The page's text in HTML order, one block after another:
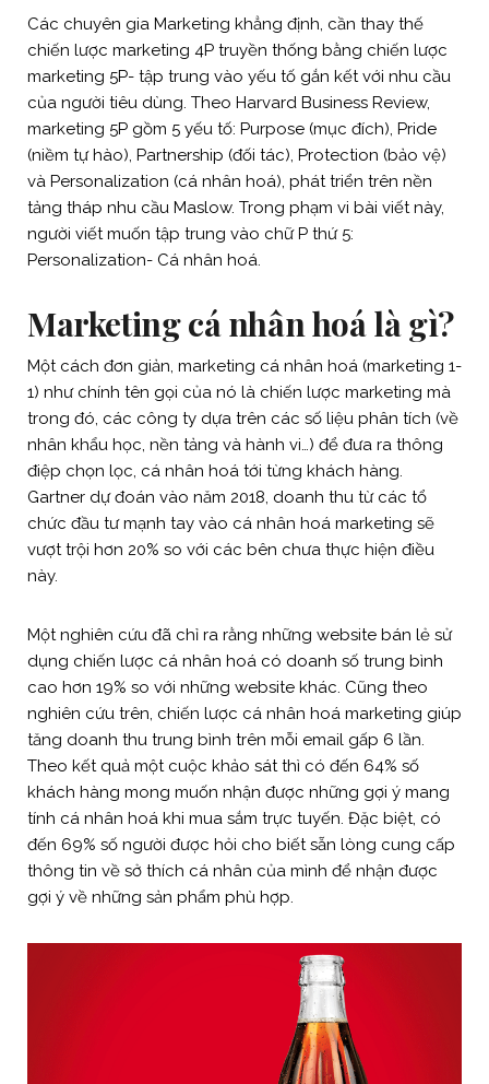
Các chuyên gia Marketing khẳng định, cần thay thế
chiến lược marketing 4P truyền thống bằng chiến lược
marketing 5P- tập trung vào yếu tố gắn kết với nhu cầu
của người tiêu dùng. Theo Harvard Business Review,
marketing 5P gồm 5 yếu tố: Purpose (mục đích), Pride
(niềm tự hào), Partnership (đối tác), Protection (bảo vệ)
và Personalization (cá nhân hoá), phát triển trên nền
tảng tháp nhu cầu Maslow. Trong phạm vi bài viết này,
người viết muốn tập trung vào chữ P thứ 5:
Personalization- Cá nhân hoá.
Marketing cá nhân hoá là gì?
Một cách đơn giản, marketing cá nhân hoá (marketing 1-
1) như chính tên gọi của nó là chiến lược marketing mà
trong đó, các công ty dựa trên các số liệu phân tích (về
nhân khẩu học, nền tảng và hành vi…) để đưa ra thông
điệp chọn lọc, cá nhân hoá tới từng khách hàng.
Gartner dự đoán vào năm 2018, doanh thu từ các tổ
chức đầu tư mạnh tay vào cá nhân hoá marketing sẽ
vượt trội hơn 20% so với các bên chưa thực hiện điều
này.
Một nghiên cứu đã chỉ ra rằng những website bán lẻ sử
dụng chiến lược cá nhân hoá có doanh số trung bình
cao hơn 19% so với những website khác. Cũng theo
nghiên cứu trên, chiến lược cá nhân hoá marketing giúp
tăng doanh thu trung bình trên mỗi email gấp 6 lần.
Theo kết quả một cuộc khảo sát thì có đến 64% số
khách hàng mong muốn nhận được những gợi ý mang
tính cá nhân hoá khi mua sắm trực tuyến. Đặc biệt, có
đến 69% số người được hỏi cho biết sẵn lòng cung cấp
thông tin về sở thích cá nhân của mình để nhận được
gợi ý về những sản phẩm phù hợp.